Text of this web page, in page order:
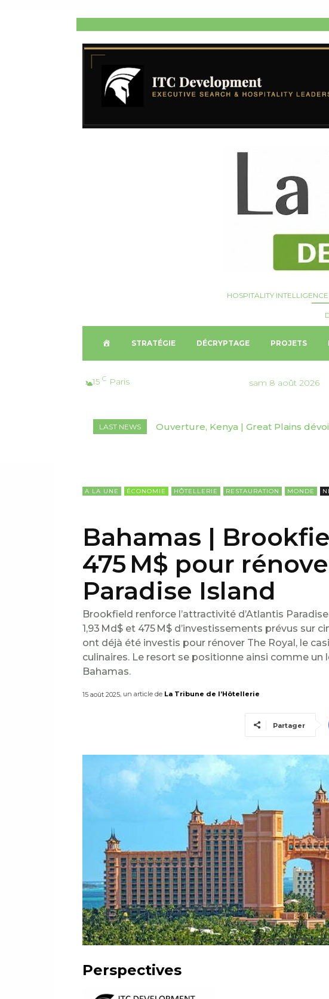
HOSPITALITY
U
I
STRATÉGIE DÉCRYPTAGE PROJETS
15 C Paris sam 8 août 2026
LAST NEWS Ouverture, Kenya | Great Plains
Nomination, Australie | Josquin
A LA UNE ÉCONOMIE HÔTELLERIE RESTAURATION MONDE
Bahamas |
475 M$ pour
Paradise Island
Brookfield renforce l’attractivité d’Atlantis
1,93 Md$ et 475 M$ d’investissements prévus sur
ont déjà été investis pour rénover The Royal, le
culinaires. Le resort se positionne ainsi comme un
Bahamas.
15 août 2025, un article de La Tribune de l’Hôtellerie
Partager
@ credit Atlantis Paradise
Perspectives